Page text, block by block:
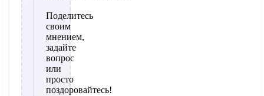
Поделитесь
своим
мнением,
задайте
вопрос
или
просто
поздоровайтесь!